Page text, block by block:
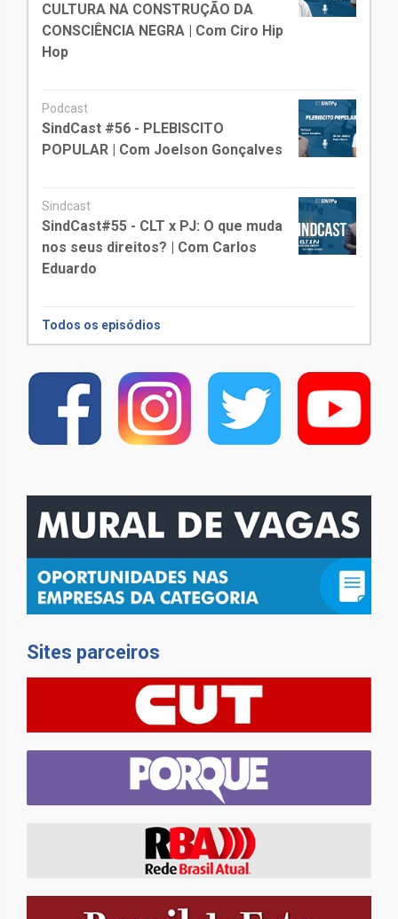
CULTURA NA CONSTRUÇÃO DA
CONSCIÊNCIA NEGRA | Com Ciro Hip
Hop
Podcast
SindCast #56 - PLEBISCITO
POPULAR | Com Joelson Gonçalves
Sindcast
SindCast#55 - CLT x PJ: O que muda
nos seus direitos? | Com Carlos
Eduardo
Todos os episódios
Sites parceiros